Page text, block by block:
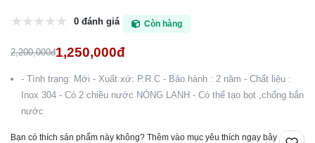
0 đánh giá Còn hàng
2,200,000đ1,250,000đ
- Tình trạng: Mới - Xuất xứ: P.R.C - Bảo hành : 2 năm - Chất liệu :
Inox 304 - Có 2 chiều nước NÓNG LẠNH - Có thể tạo bọt ,chống bắn
nước
Bạn có thích sản phẩm này không? Thêm vào mục yêu thích ngay bây